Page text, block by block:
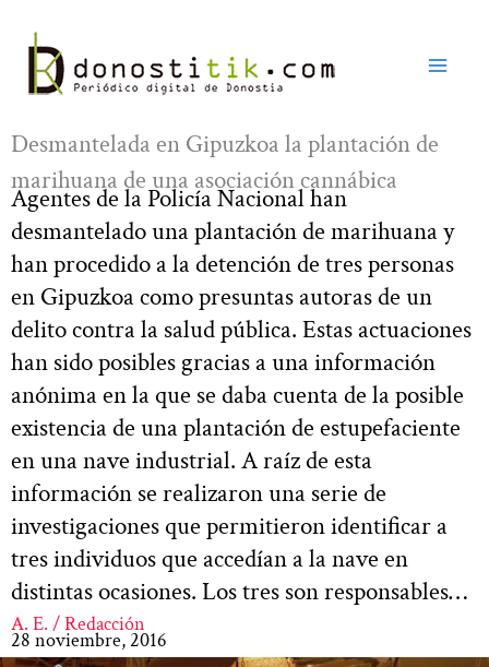
contenido
Desmantelada en Gipuzkoa la plantación de
marihuana de una asociación cannábica
Agentes de la Policía Nacional han
desmantelado una plantación de marihuana y
han procedido a la detención de tres personas
en Gipuzkoa como presuntas autoras de un
delito contra la salud pública. Estas actuaciones
han sido posibles gracias a una información
anónima en la que se daba cuenta de la posible
existencia de una plantación de estupefaciente
en una nave industrial. A raíz de esta
información se realizaron una serie de
investigaciones que permitieron identificar a
tres individuos que accedían a la nave en
distintas ocasiones. Los tres son responsables…
A. E. / Redacción
28 noviembre, 2016